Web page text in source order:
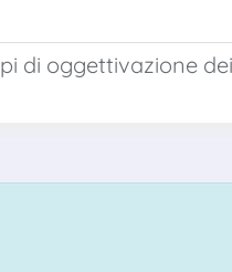
di oggettivazione